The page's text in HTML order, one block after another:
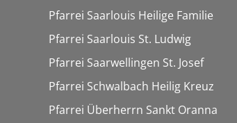
Pfarrei Saarlouis Heilige Familie
Pfarrei Saarlouis St. Ludwig
Pfarrei Saarwellingen St. Josef
Pfarrei Schwalbach Heilig Kreuz
Pfarrei Überherrn Sankt Oranna